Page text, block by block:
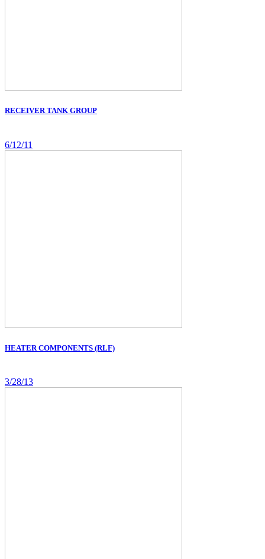
RECEIVER TANK GROUP
6/12/11
HEATER COMPONENTS (RLF)
3/28/13